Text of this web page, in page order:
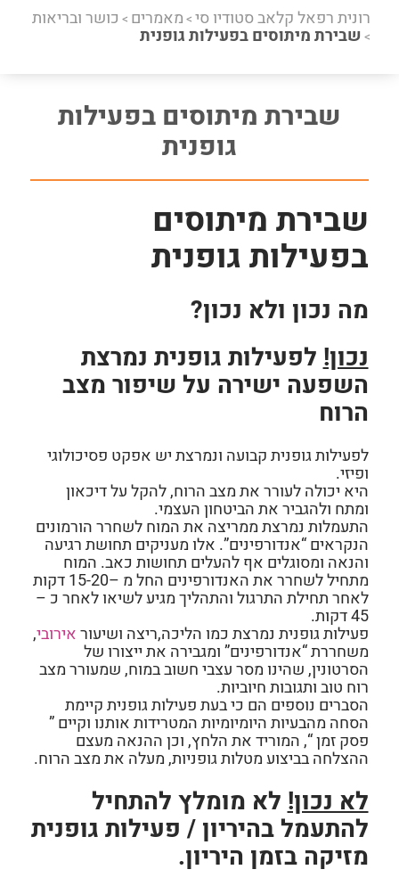
רונית רפאל קלאב סטודיו סי>מאמרים > כושר ובריאות
>שבירת מיתוסים בפעילות גופנית
שבירת מיתוסים בפעילות
גופנית
שבירת מיתוסים
בפעילות גופנית
מה נכון ולא נכון?
נכון!לפעילות גופנית נמרצת
השפעה ישירה על שיפור מצב
הרוח
לפעילות גופניתקבועה ונמרצת יש אפקט פסיכולוגי
ופיזי.
היא יכולה לעורר את מצב הרוח, להקל על דיכאון
ומתח ולהגביר את הביטחון העצמי.
התעמלות נמרצת ממריצה את המוח לשחרר הורמונים
הנקראים “אנדורפינים”. אלו מעניקים תחושת רגיעה
והנאה ומסוגלים אף להעלים תחושות כאב. המוח
מתחיל לשחרר את האנדורפינים החל מ –15-20 דקות
לאחר תחילת התרגול והתהליך מגיע לשיאו לאחר כ –
45 דקות.
פעילות גופנית נמרצת כמו הליכה,ריצה ושיעוראירובי,
משחררת “אנדורפינים” ומגבירה את ייצורו של
הסרטונין, שהינו מסר עצבי חשוב במוח, שמעורר מצב
רוח טוב ותגובות חיוביות.
הסברים נוספים הם כי בעת פעילות גופנית קיימת
הסחה מהבעיות היומיומיות המטרידות אותנו וקיים ”
פסק זמן “, המוריד את הלחץ, וכן ההנאה מעצם
ההצלחה בביצוע מטלות גופניות, מעלה את מצב הרוח.
לא נכון!לא מומלץ להתחיל
להתעמל בהיריון / פעילות גופנית
מזיקה בזמן היריון.